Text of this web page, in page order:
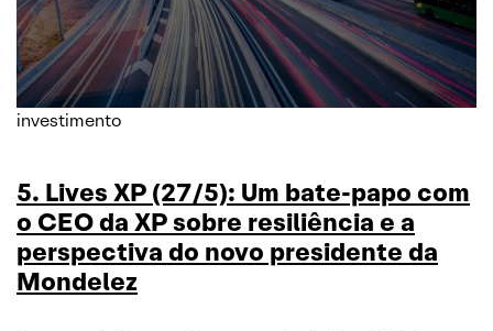
investimento
5. Lives XP (27/5): Um bate-papo com
o CEO da XP sobre resiliência e a
perspectiva do novo presidente da
Mondelez